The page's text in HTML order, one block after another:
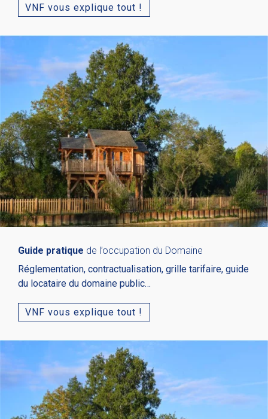
VNF vous explique tout !
Guide pratique de l’occupation du Domaine
Réglementation, contractualisation, grille tarifaire, guide
du locataire du domaine public…
VNF vous explique tout !